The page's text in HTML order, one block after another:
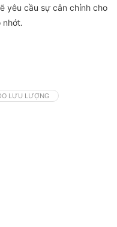
yêu cầu sự cân chỉnh cho
nhớt.
LƯU LƯỢNG